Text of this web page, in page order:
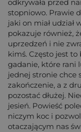
odkrywała przed
stopniowo. Prawie
jaki on miał udział
pokazuje również,
uprzedzeń i nie
kimś. Często jest
gadanie, które rani
jednej stronie chce
zakończenie, a z
pozostać dłużej.
jesień. Powieść
niczym koc i
otaczającym nas